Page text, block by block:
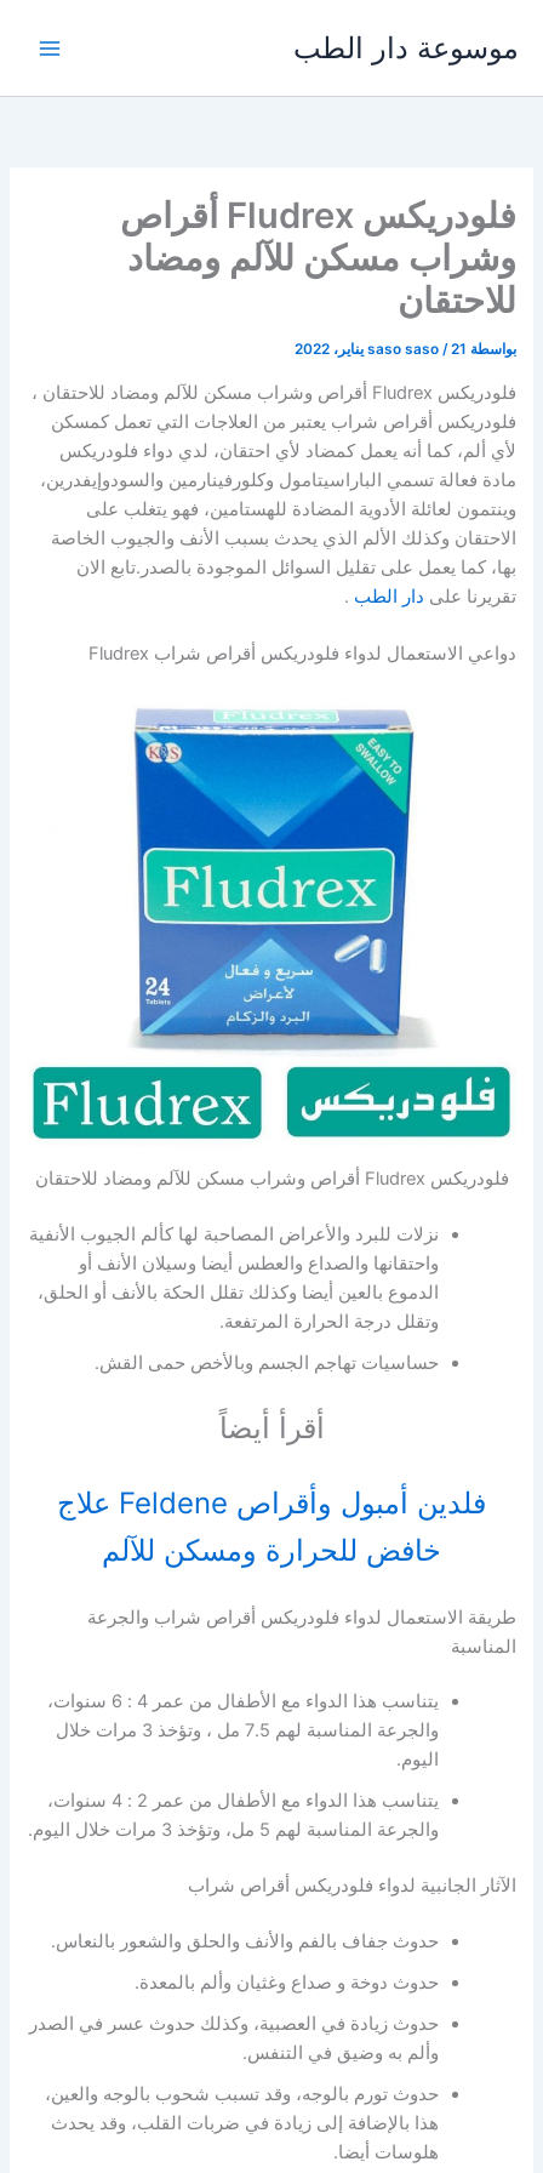
المحتوى
موسوعة دار الطب
فلودريكس Fludrex أقراص
وشراب مسكن للآلم ومضاد
للاحتقان
بواسطة saso saso /21 يناير، 2022
فلودريكس Fludrex أقراص وشراب مسكن للآلم ومضاد للاحتقان ،
فلودريكس أقراص شراب يعتبر من العلاجات التي تعمل كمسكن
لأي ألم، كما أنه يعمل كمضاد لأي احتقان، لدي دواء فلودريكس
مادة فعالة تسمي الباراسيتامول وكلورفينارمين والسودوإيفدرين،
وينتمون لعائلة الأدوية المضادة للهستامين، فهو يتغلب على
الاحتقان وكذلك الألم الذي يحدث بسبب الأنف والجيوب الخاصة
بها، كما يعمل على تقليل السوائل الموجودة بالصدر.تابع الان
تقريرنا على دار الطب .
دواعي الاستعمال لدواء فلودريكس أقراص شراب Fludrex
فلودريكس Fludrex أقراص وشراب مسكن للآلم ومضاد للاحتقان
نزلات للبرد والأعراض المصاحبة لها كألم الجيوب الأنفية
واحتقانها والصداع والعطس أيضا وسيلان الأنف أو
الدموع بالعين أيضا وكذلك تقلل الحكة بالأنف أو الحلق،
وتقلل درجة الحرارة المرتفعة.
حساسيات تهاجم الجسم وبالأخص حمى القش.
أقرأ أيضاً
فلدين أمبول وأقراص Feldene علاج
خافض للحرارة ومسكن للآلم
طريقة الاستعمال لدواء فلودريكس أقراص شراب والجرعة
المناسبة
يتناسب هذا الدواء مع الأطفال من عمر 4 : 6 سنوات،
والجرعة المناسبة لهم 7.5 مل ، وتؤخذ 3 مرات خلال
اليوم.
يتناسب هذا الدواء مع الأطفال من عمر 2 : 4 سنوات،
والجرعة المناسبة لهم 5 مل، وتؤخذ 3 مرات خلال اليوم.
الآثار الجانبية لدواء فلودريكس أقراص شراب
حدوث جفاف بالفم والأنف والحلق والشعور بالنعاس.
حدوث دوخة و صداع وغثيان وألم بالمعدة.
حدوث زيادة في العصبية، وكذلك حدوث عسر في الصدر
وألم به وضيق في التنفس.
حدوث تورم بالوجه، وقد تسبب شحوب بالوجه والعين،
هذا بالإضافة إلى زيادة في ضربات القلب، وقد يحدث
هلوسات أيضا.